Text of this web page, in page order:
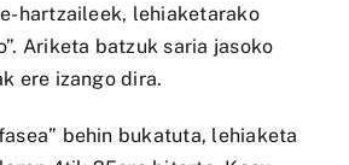
hartzaileek, lehiaketarako
Ariketa batzuk saria jasoko
ere izango dira.
behin bukatuta, lehiaketa